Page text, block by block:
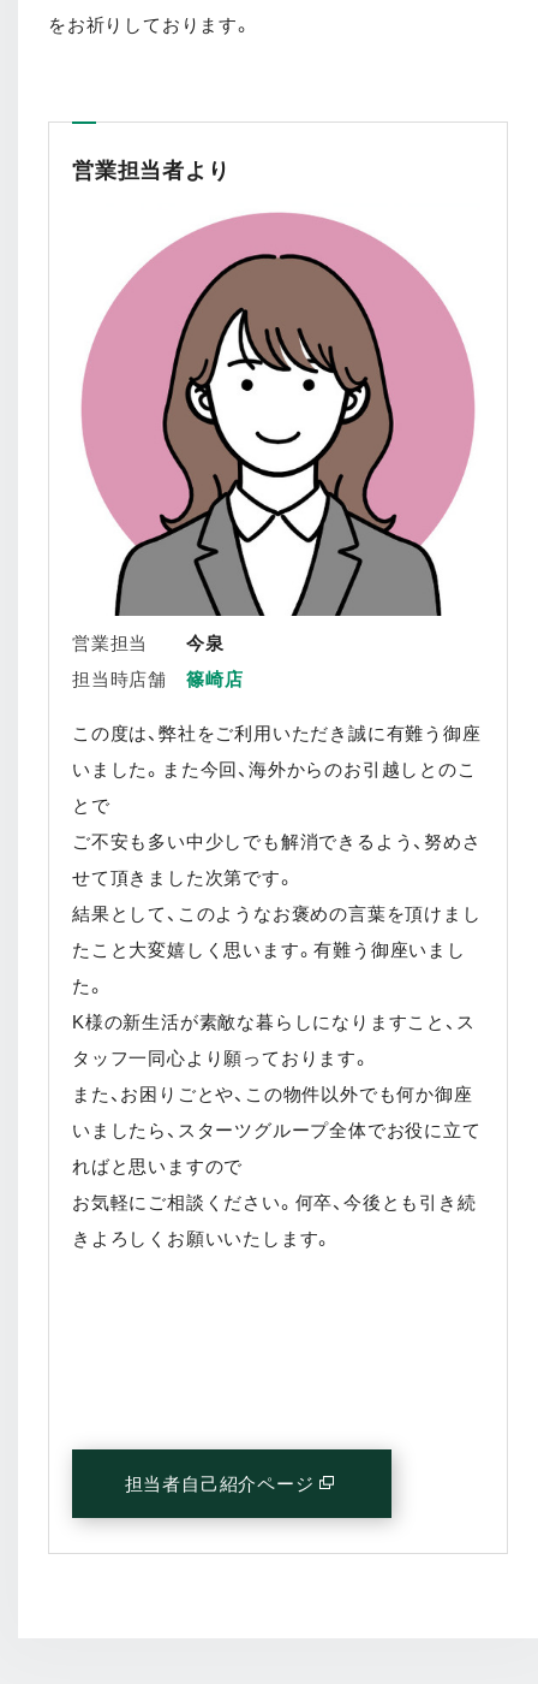
をお祈りしております。
営業担当者より
営業担当
今泉
担当時店舗
篠崎店
この度は、弊社をご利用いただき誠に有難う御座
いました。また今回、海外からのお引越しとのこ
とで
ご不安も多い中少しでも解消できるよう、努めさ
せて頂きました次第です。
結果として、このようなお褒めの言葉を頂けまし
たこと大変嬉しく思います。有難う御座いまし
た。
K様の新生活が素敵な暮らしになりますこと、ス
タッフ一同心より願っております。
また、お困りごとや、この物件以外でも何か御座
いましたら、スターツグループ全体でお役に立て
ればと思いますので
お気軽にご相談ください。何卒、今後とも引き続
きよろしくお願いいたします。
担当者自己紹介ページ